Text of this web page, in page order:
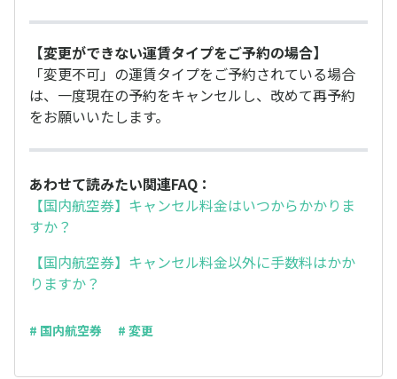
【変更ができない運賃タイプをご予約の場合】
「変更不可」の運賃タイプをご予約されている場合
は、一度現在の予約をキャンセルし、改めて再予約
をお願いいたします。
あわせて読みたい関連FAQ：
【国内航空券】キャンセル料金はいつからかかりま
すか？
【国内航空券】キャンセル料金以外に手数料はかか
りますか？
# 国内航空券 # 変更